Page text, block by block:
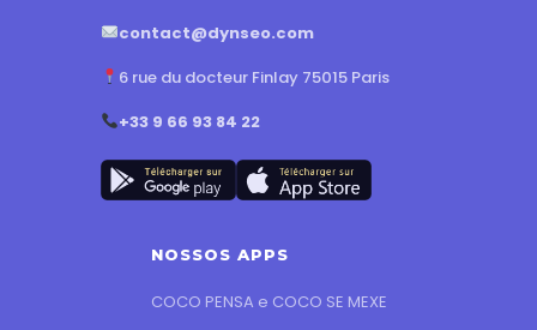
contact@dynseo.com
6 rue du docteur Finlay 75015 Paris
+33 9 66 93 84 22
NOSSOS APPS
COCO PENSA e COCO SE MEXE